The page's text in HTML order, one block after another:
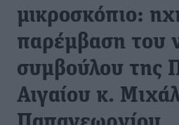
μικροσκόπιο:
παρέμβαση του
συμβούλου της
Αιγαίου κ.